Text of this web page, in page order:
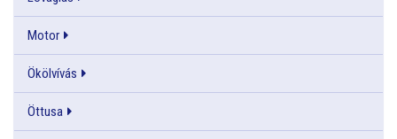
Motor
Ökölvívás
Öttusa